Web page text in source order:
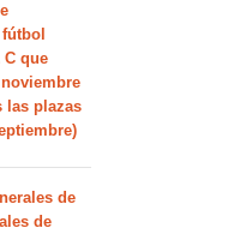
C que
las plazas
de
de